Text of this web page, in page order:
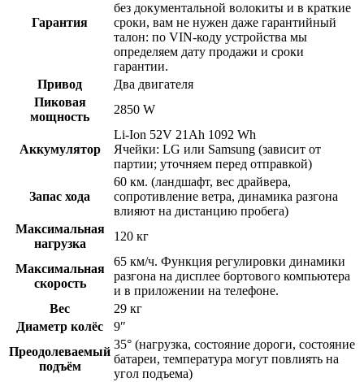
Гарантия
без документальной волокиты и в краткие
сроки, вам не нужен даже гарантийный
талон: по VIN-коду устройства мы
определяем дату продажи и сроки
гарантии.
Привод
Два двигателя
Пиковая
мощность
2850 W
Аккумулятор
Li-Ion 52V 21Ah 1092 Wh
Ячейки: LG или Samsung (зависит от
партии; уточняем перед отправкой)
Запас хода
60 км. (ландшафт, вес драйвера,
сопротивление ветра, динамика разгона
влияют на дистанцию пробега)
Максимальная
нагрузка
120 кг
Максимальная
скорость
65 км/ч. Функция регулировки динамики
разгона на дисплее бортового компьютера
и в приложении на телефоне.
Вес
29 кг
Диаметр колёс
9″
Преодолеваемый
подъём
35° (нагрузка, состояние дороги, состояние
батареи, температура могут повлиять на
угол подъема)